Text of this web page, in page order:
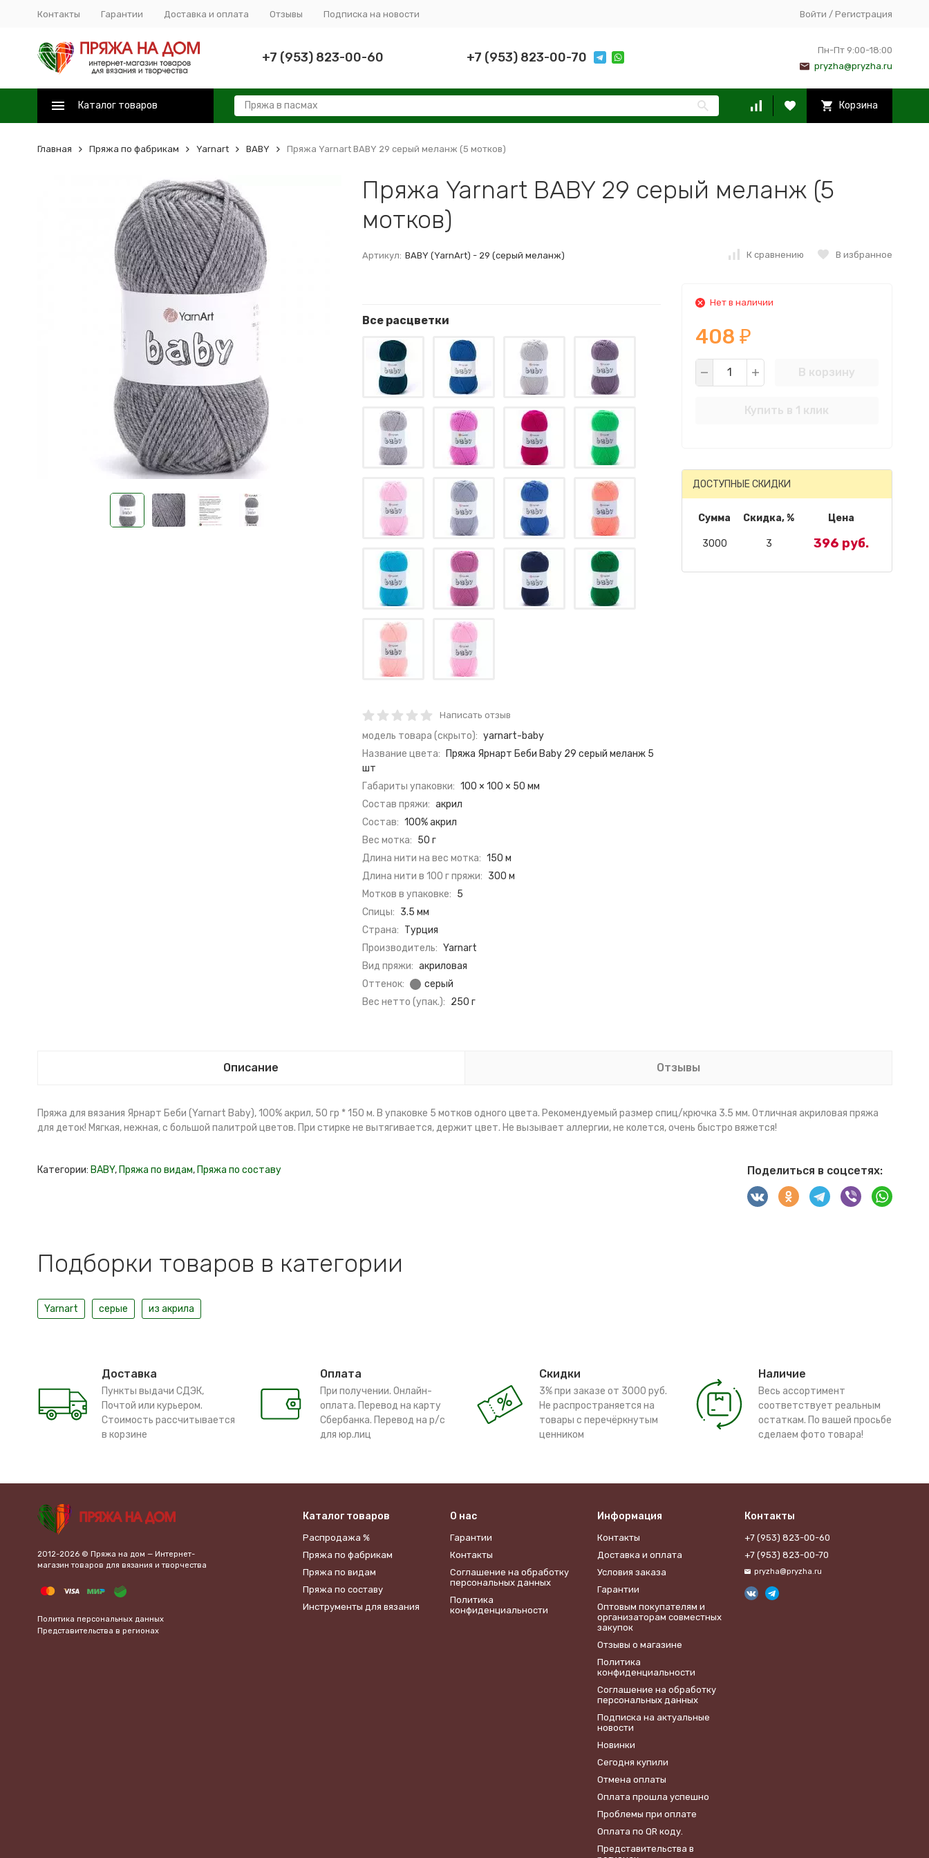
Контакты Гарантии Доставка и оплата Отзывы Подписка на новости Войти / Регистрация
+7 (953) 823-00-60 +7 (953) 823-00-70
Пн-Пт 9:00-18:00
pryzha@pryzha.ru
Каталог товаров Корзина
Главная Пряжа по фабрикам Yarnart BABY Пряжа Yarnart BABY 29 серый меланж (5 мотков)
Пряжа Yarnart BABY 29 серый меланж (5
мотков)
Артикул: BABY (YarnArt) - 29 (серый меланж) К сравнению В избранное
Все расцветки
Написать отзыв
модель товара (скрыто): yarnart-baby
Название цвета:
Пряжа Ярнарт Беби Baby 29 серый меланж 5
шт
Габариты упаковки: 100 × 100 × 50 мм
Состав пряжи: акрил
Состав: 100% акрил
Вес мотка: 50 г
Длина нити на вес мотка: 150 м
Длина нити в 100 г пряжи: 300 м
Мотков в упаковке: 5
Спицы: 3.5 мм
Страна: Турция
Производитель: Yarnart
Вид пряжи: акриловая
Оттенок:
серый
Вес нетто (упак.): 250 г
Нет в наличии
408 ₽
В корзину
Купить в 1 клик
ДОСТУПНЫЕ СКИДКИ
Сумма Скидка, % Цена
3000 3 396 руб.
Описание Отзывы
Пряжа для вязания Ярнарт Беби (Yarnart Baby), 100% акрил, 50 гр * 150 м. В упаковке 5 мотков одного цвета. Рекомендуемый размер спиц/крючка 3.5 мм. Отличная акриловая пряжа
для деток! Мягкая, нежная, с большой палитрой цветов. При стирке не вытягивается, держит цвет. Не вызывает аллергии, не колется, очень быстро вяжется!
Категории: BABY, Пряжа по видам, Пряжа по составу Поделиться в соцсетях:
Подборки товаров в категории
Yarnart серые из акрила
Доставка
Пункты выдачи СДЭК,
Почтой или курьером.
Стоимость рассчитывается
в корзине
Оплата
При получении. Онлайн-
оплата. Перевод на карту
Сбербанка. Перевод на р/с
для юр.лиц
Скидки
3% при заказе от 3000 руб.
Не распространяется на
товары с перечёркнутым
ценником
Наличие
Весь ассортимент
соответствует реальным
остаткам. По вашей просьбе
сделаем фото товара!
2012-2026 © Пряжа на дом — Интернет-
магазин товаров для вязания и творчества
Политика персональных данных
Представительства в регионах
Каталог товаров
Распродажа %
Пряжа по фабрикам
Пряжа по видам
Пряжа по составу
Инструменты для вязания
О нас
Гарантии
Контакты
​Соглашение на обработку
персональных данных
Политика
конфиденциальности
Информация
Контакты
Доставка и оплата
Условия заказа
Гарантии
Оптовым покупателям и
организаторам совместных
закупок
Отзывы о магазине
Политика
конфиденциальности
​Соглашение на обработку
персональных данных
Подписка на актуальные
новости
Новинки
Сегодня купили
Отмена оплаты
Оплата прошла успешно
Проблемы при оплате
Оплата по QR коду.
Представительства в
Контакты
+7 (953) 823-00-60
+7 (953) 823-00-70
pryzha@pryzha.ru